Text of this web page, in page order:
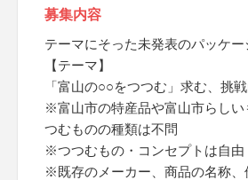
募集内容
テーマにそった未発表のパッケー
【テーマ】
「富山の○○をつつむ」求む、挑
※富山市の特産品や富山市らしい
つむものの種類は不問
※つつむもの・コンセプトは自由
※既存のメーカー、商品の名称、